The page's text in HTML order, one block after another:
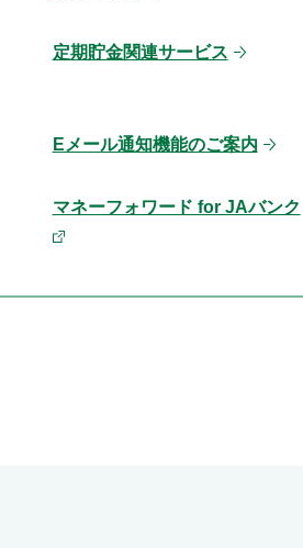
定期貯金関連サービス
Eメール通知機能のご案内
マネーフォワード for JAバンク